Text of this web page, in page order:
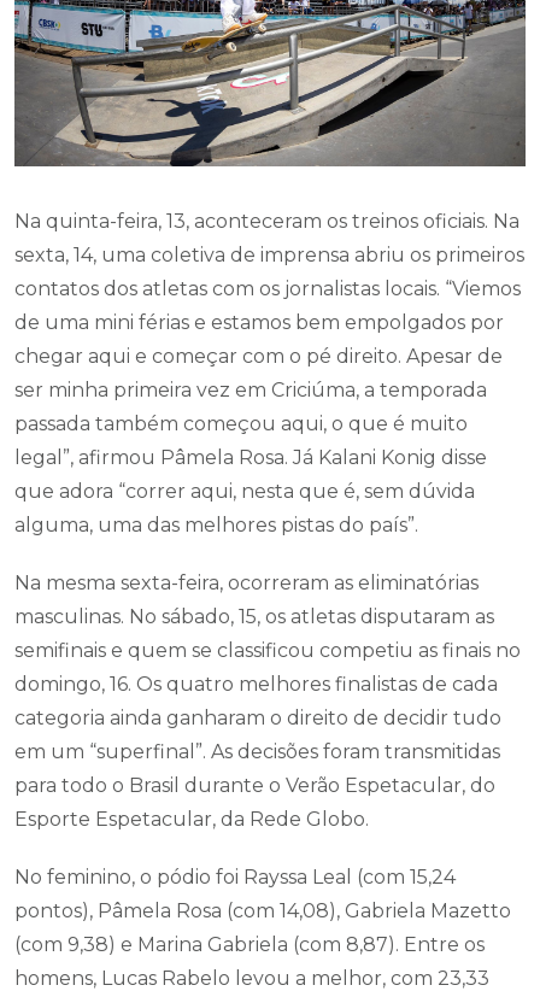
Na quinta-feira, 13, aconteceram os treinos oficiais. Na
sexta, 14, uma coletiva de imprensa abriu os primeiros
contatos dos atletas com os jornalistas locais. “Viemos
de uma mini férias e estamos bem empolgados por
chegar aqui e começar com o pé direito. Apesar de
ser minha primeira vez em Criciúma, a temporada
passada também começou aqui, o que é muito
legal”, afirmou Pâmela Rosa. Já Kalani Konig disse
que adora “correr aqui, nesta que é, sem dúvida
alguma, uma das melhores pistas do país”.
Na mesma sexta-feira, ocorreram as eliminatórias
masculinas. No sábado, 15, os atletas disputaram as
semifinais e quem se classificou competiu as finais no
domingo, 16. Os quatro melhores finalistas de cada
categoria ainda ganharam o direito de decidir tudo
em um “superfinal”. As decisões foram transmitidas
para todo o Brasil durante o Verão Espetacular, do
Esporte Espetacular, da Rede Globo.
No feminino, o pódio foi Rayssa Leal (com 15,24
pontos), Pâmela Rosa (com 14,08), Gabriela Mazetto
(com 9,38) e Marina Gabriela (com 8,87). Entre os
homens, Lucas Rabelo levou a melhor, com 23,33